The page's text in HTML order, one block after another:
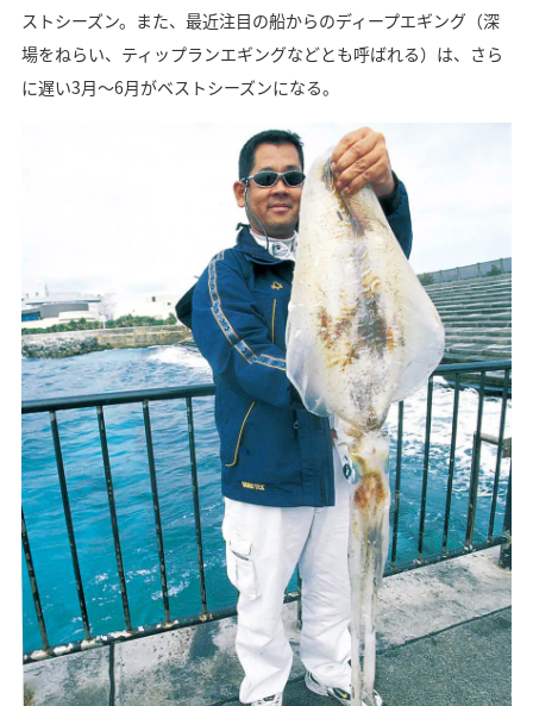
ストシーズン。また、最近注目の船からのディープエギング（深
場をねらい、ティップランエギングなどとも呼ばれる）は、さら
に遅い3月～6月がベストシーズンになる。